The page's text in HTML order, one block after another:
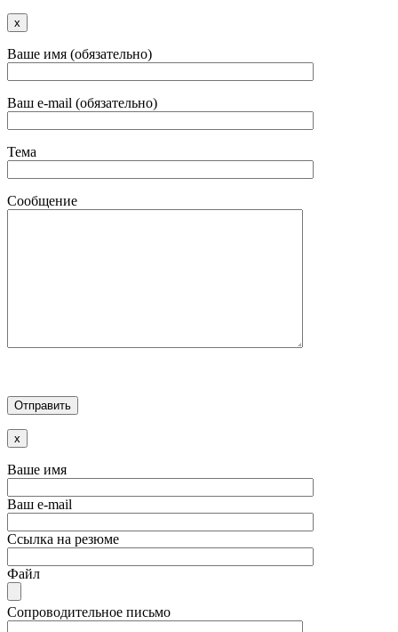
x
Ваше имя (обязательно)
Ваш e-mail (обязательно)
Тема
Сообщение
x
Ваше имя
Ваш e-mail
Ссылка на резюме
Файл
Сопроводительное письмо